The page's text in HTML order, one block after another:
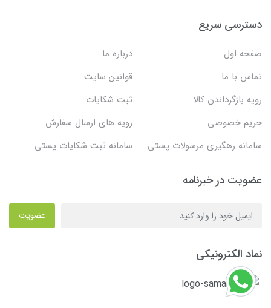
دسترسی سریع
صفحه اول
درباره ما
تماس با ما
قوانین سایت
رویه بازگرداندن کالا
ثبت شکایات
حریم خصوصی
رویه های ارسال سفارش
سامانه رهگیری مرسولات پستی
سامانه ثبت شکایات پستی
عضویت در خبرنامه
عضویت
نماد الکترونیکی